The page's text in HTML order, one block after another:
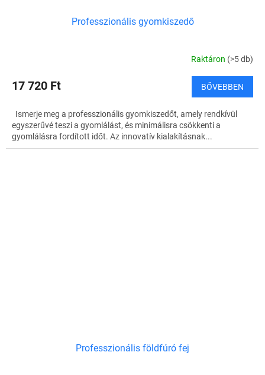
Professzionális gyomkiszedő
Raktáron (>5 db)
17 720 Ft BŐVEBBEN
Ismerje meg a professzionális gyomkiszedőt, amely rendkívül
egyszerűvé teszi a gyomlálást, és minimálisra csökkenti a
gyomlálásra fordított időt. Az innovatív kialakításnak...
Professzionális földfúró fej